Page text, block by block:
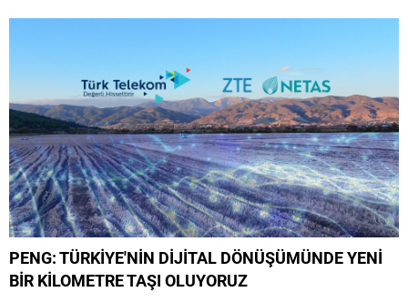
PENG: TÜRKİYE'NİN DİJİTAL DÖNÜŞÜMÜNDE YENİ
BİR KİLOMETRE TAŞI OLUYORUZ